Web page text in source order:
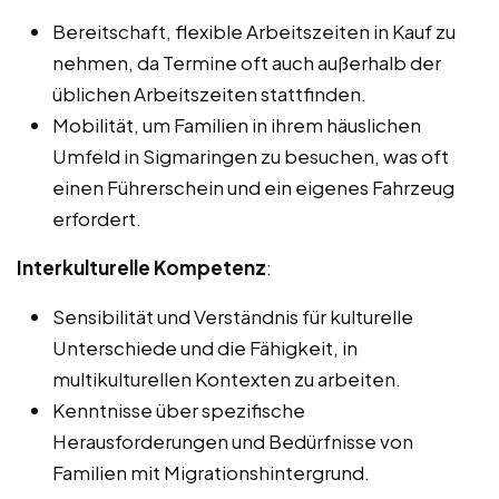
Bereitschaft, flexible Arbeitszeiten in Kauf zu
nehmen, da Termine oft auch außerhalb der
üblichen Arbeitszeiten stattfinden.
Mobilität, um Familien in ihrem häuslichen
Umfeld in Sigmaringen zu besuchen, was oft
einen Führerschein und ein eigenes Fahrzeug
erfordert.
Interkulturelle Kompetenz:
Sensibilität und Verständnis für kulturelle
Unterschiede und die Fähigkeit, in
multikulturellen Kontexten zu arbeiten.
Kenntnisse über spezifische
Herausforderungen und Bedürfnisse von
Familien mit Migrationshintergrund.